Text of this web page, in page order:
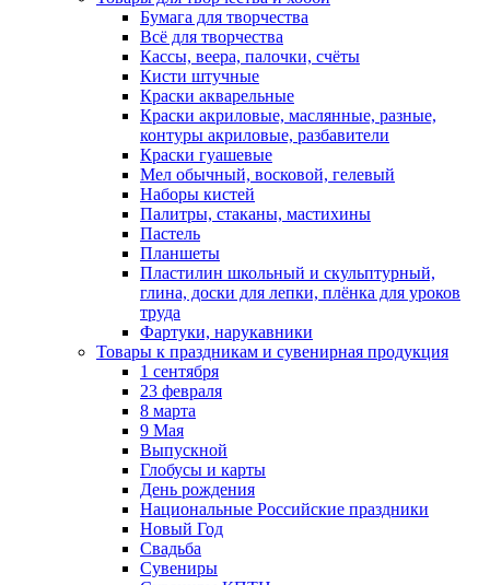
Бумага для творчества
Всё для творчества
Кассы, веера, палочки, счёты
Кисти штучные
Краски акварельные
Краски акриловые, маслянные, разные,
контуры акриловые, разбавители
Краски гуашевые
Мел обычный, восковой, гелевый
Наборы кистей
Палитры, стаканы, мастихины
Пастель
Планшеты
Пластилин школьный и скульптурный,
глина, доски для лепки, плёнка для уроков
труда
Фартуки, нарукавники
Товары к праздникам и сувенирная продукция
1 сентября
23 февраля
8 марта
9 Мая
Выпускной
Глобусы и карты
День рождения
Национальные Российские праздники
Новый Год
Свадьба
Сувениры